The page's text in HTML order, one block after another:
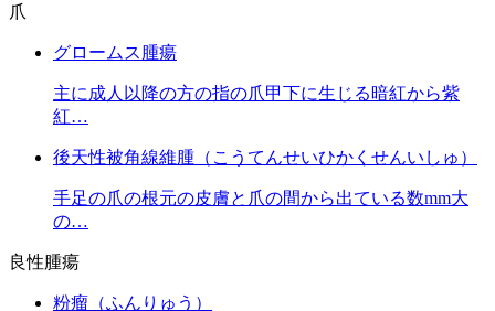
爪
グロームス腫瘍
主に成人以降の方の指の爪甲下に生じる暗紅から紫
紅…
後天性被角線維腫（こうてんせいひかくせんいしゅ）
手足の爪の根元の皮膚と爪の間から出ている数mm大
の…
良性腫瘍
粉瘤（ふんりゅう）